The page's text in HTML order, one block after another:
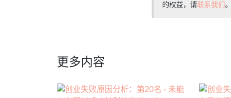
的权益，请联系我们。
更多内容